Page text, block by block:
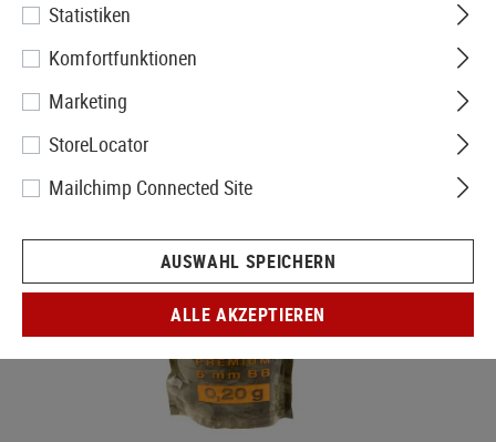
0.20g Premium Selection
2500rds
Statistiken
Komfortfunktionen
Marketing
StoreLocator
Mailchimp Connected Site
AUSWAHL SPEICHERN
ALLE AKZEPTIEREN